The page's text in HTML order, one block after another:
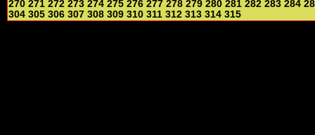
270 271 272 273 274 275 276 277 278 279 280 281 282 283 284
304 305 306 307 308 309 310 311 312 313 314 315